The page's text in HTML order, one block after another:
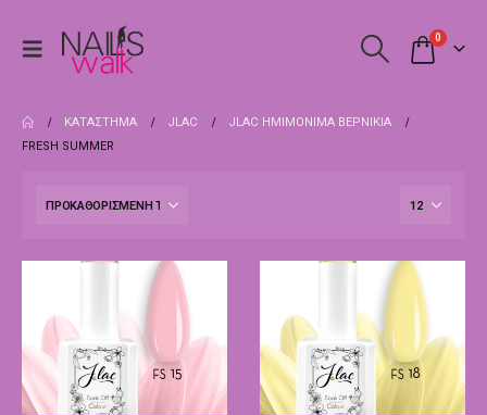
0
ΚΑΤΆΣΤΗΜΑ JLAC
JLAC ΗΜΙΜΌΝΙΜΑ ΒΕΡΝΊΚΙΑ
FRESH SUMMER